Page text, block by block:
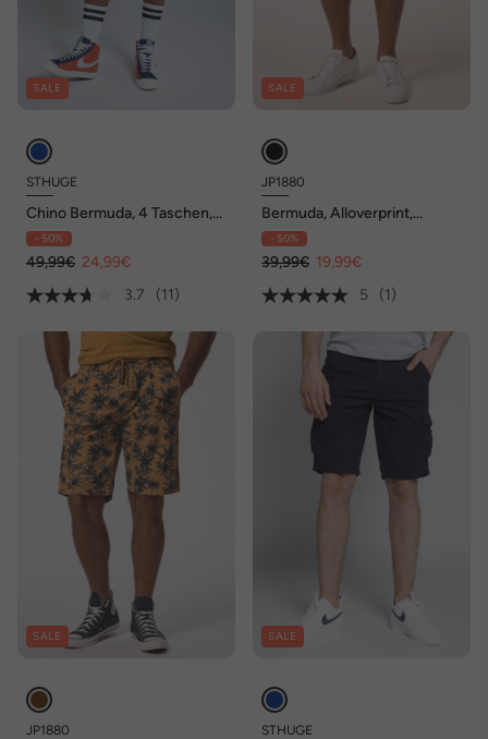
SALE
STHUGE
Chino Bermuda, 4 Taschen,
Regular Fit, bis Gr. 70
- 50%
49,99€ 24,99€
3.7
(11)
SALE
JP1880
Bermuda, Alloverprint,
Elastikbund, bis Gr. 8 XL
- 50%
39,99€ 19,99€
5
(1)
SALE
JP1880
SALE
STHUGE